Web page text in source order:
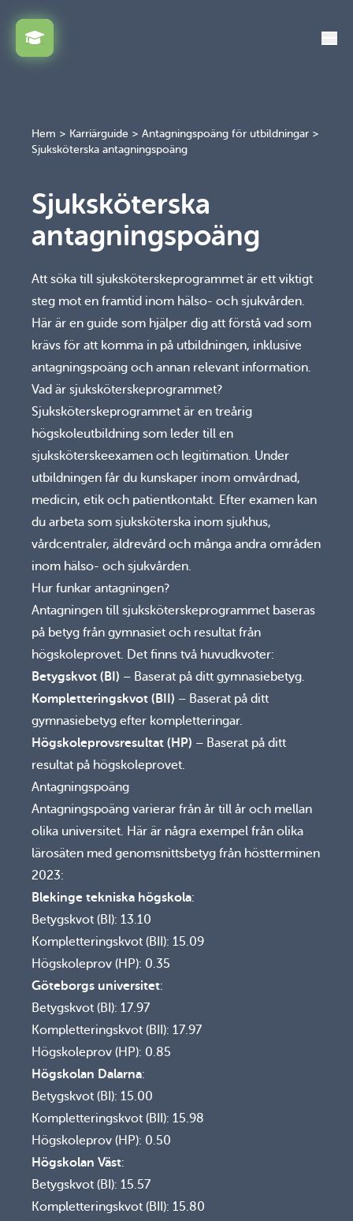
Växla
Hem > Karriärguide > Antagningspoäng för utbildningar >
Sjuksköterska antagningspoäng
Sjuksköterska
antagningspoäng
Att söka till sjuksköterskeprogrammet är ett viktigt
steg mot en framtid inom hälso- och sjukvården.
Här är en guide som hjälper dig att förstå vad som
krävs för att komma in på utbildningen, inklusive
antagningspoäng och annan relevant information.
Vad är sjuksköterskeprogrammet?
Sjuksköterskeprogrammet är en treårig
högskoleutbildning som leder till en
sjuksköterskeexamen och legitimation. Under
utbildningen får du kunskaper inom omvårdnad,
medicin, etik och patientkontakt. Efter examen kan
du arbeta som sjuksköterska inom sjukhus,
vårdcentraler, äldrevård och många andra områden
inom hälso- och sjukvården.
Hur funkar antagningen?
Antagningen till sjuksköterskeprogrammet baseras
på betyg från gymnasiet och resultat från
högskoleprovet. Det finns två huvudkvoter:
Betygskvot (BI) – Baserat på ditt gymnasiebetyg.
Kompletteringskvot (BII) – Baserat på ditt
gymnasiebetyg efter kompletteringar.
Högskoleprovsresultat (HP) – Baserat på ditt
resultat på högskoleprovet.
Antagningspoäng
Antagningspoäng varierar från år till år och mellan
olika universitet. Här är några exempel från olika
lärosäten med genomsnittsbetyg från höstterminen
2023:
Blekinge tekniska högskola:
Betygskvot (BI): 13.10
Kompletteringskvot (BII): 15.09
Högskoleprov (HP): 0.35
Göteborgs universitet:
Betygskvot (BI): 17.97
Kompletteringskvot (BII): 17.97
Högskoleprov (HP): 0.85
Högskolan Dalarna:
Betygskvot (BI): 15.00
Kompletteringskvot (BII): 15.98
Högskoleprov (HP): 0.50
Högskolan Väst:
Betygskvot (BI): 15.57
Kompletteringskvot (BII): 15.80